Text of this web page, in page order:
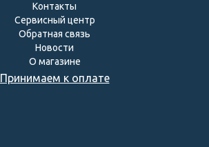
Контакты
Сервисный центр
Обратная связь
Новости
О магазине
Принимаем к оплате